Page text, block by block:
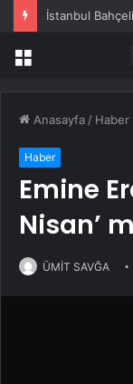
İstanbul
Menü
Anasayfa / Haber
Haber
Emine
Nisan’
ÜMİT SAVĞA